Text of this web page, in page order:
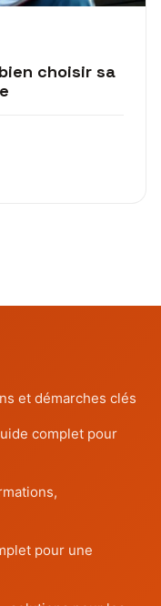
choisir sa
et démarches clés
complet pour
pour une